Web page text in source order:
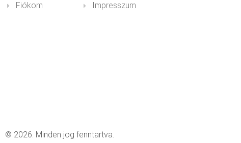
Fiókom
Impresszum
© 2026. Minden jog fenntartva.